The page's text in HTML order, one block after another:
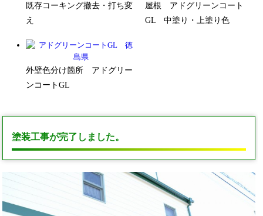
既存コーキング撤去・打ち変
え
屋根 アドグリーンコート
GL 中塗り・上塗り色
外壁色分け箇所 アドグリー
ンコートGL
塗装工事が完了しました。